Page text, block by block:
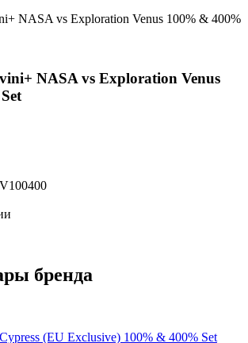
NASA vs Exploration Venus
бренда